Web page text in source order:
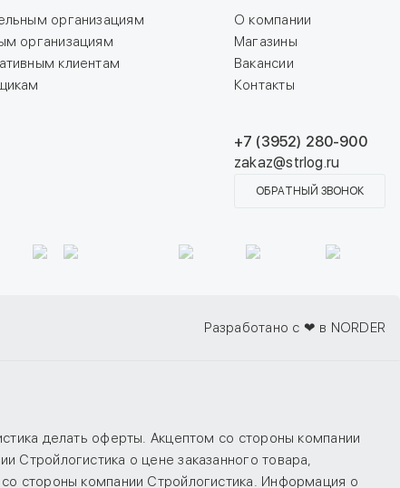
организациям
организациям
клиентам
О компании
Магазины
Вакансии
Контакты
+7 (3952) 280-900
zakaz@strlog.ru
ОБРАТНЫЙ ЗВОНОК
Разработано с ❤ в NORDER
делать оферты. Акцептом со стороны компании
Стройлогистика о цене заказанного товара,
стороны компании Стройлогистика. Информация о